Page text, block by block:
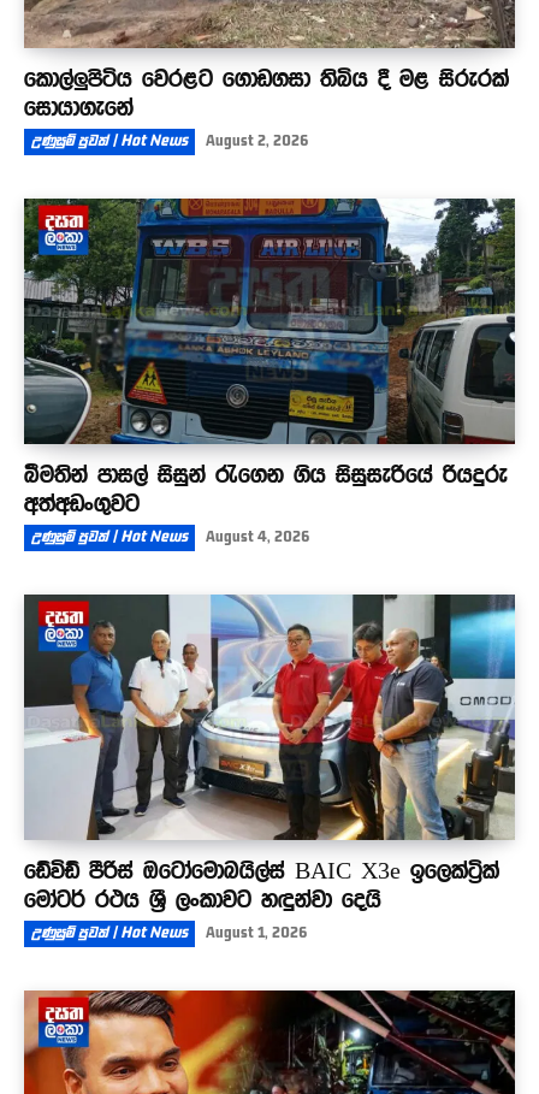
කොල්ලුපිටිය වෙරළට ගොඩගසා තිබිය දී මළ සිරුරක්
සොයාගැනේ
උණුසුම් පුවත් | Hot News August 2, 2026
බීමතින් පාසල් සිසුන් රැගෙන ගිය සිසුසැරියේ රියදුරු
අත්අඩංගුවට
උණුසුම් පුවත් | Hot News August 4, 2026
ඩේවිඩ් පීරිස් ඔටෝමොබයිල්ස් BAIC X3e ඉලෙක්ට්‍රික්
මෝටර් රථය ශ්‍රී ලංකාවට හඳුන්වා දෙයි
උණුසුම් පුවත් | Hot News August 1, 2026